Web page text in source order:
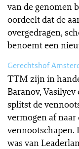
van de genomen
oordeelt dat de
overgedragen,
benoemt een
Gerechtshof
TTM zijn in
Baranov, Vasilyev
splitst de
vermogen af
vennootschapen.
was van